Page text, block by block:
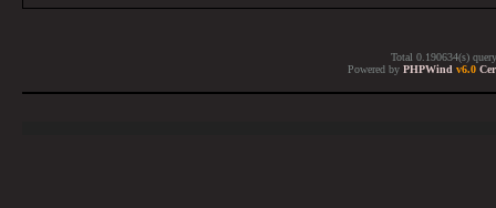
Total 0.190634(s)
Powered by PHPWind v6.0